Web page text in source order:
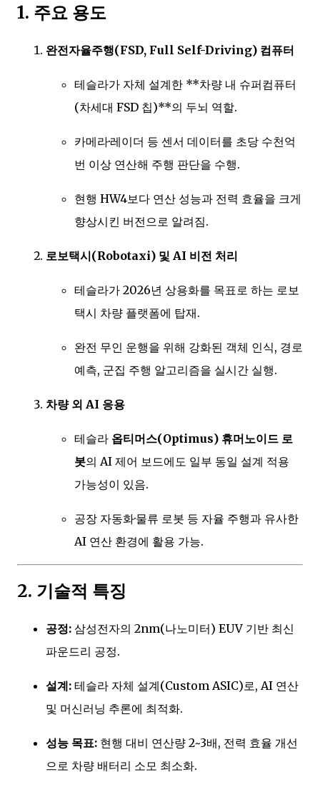
1. 주요 용도
완전자율주행(FSD, Full Self-Driving) 컴퓨터
테슬라가 자체 설계한 **차량 내 슈퍼컴퓨터
(차세대 FSD 칩)**의 두뇌 역할.
카메라·레이더 등 센서 데이터를 초당 수천억
번 이상 연산해 주행 판단을 수행.
현행 HW4보다 연산 성능과 전력 효율을 크게
향상시킨 버전으로 알려짐.
로보택시(Robotaxi) 및 AI 비전 처리
테슬라가 2026년 상용화를 목표로 하는 로보
택시 차량 플랫폼에 탑재.
완전 무인 운행을 위해 강화된 객체 인식, 경로
예측, 군집 주행 알고리즘을 실시간 실행.
차량 외 AI 응용
테슬라 옵티머스(Optimus) 휴머노이드 로
봇의 AI 제어 보드에도 일부 동일 설계 적용
가능성이 있음.
공장 자동화·물류 로봇 등 자율 주행과 유사한
AI 연산 환경에 활용 가능.
2. 기술적 특징
공정: 삼성전자의 2nm(나노미터) EUV 기반 최신
파운드리 공정.
설계: 테슬라 자체 설계(Custom ASIC)로, AI 연산
및 머신러닝 추론에 최적화.
성능 목표: 현행 대비 연산량 2~3배, 전력 효율 개선
으로 차량 배터리 소모 최소화.